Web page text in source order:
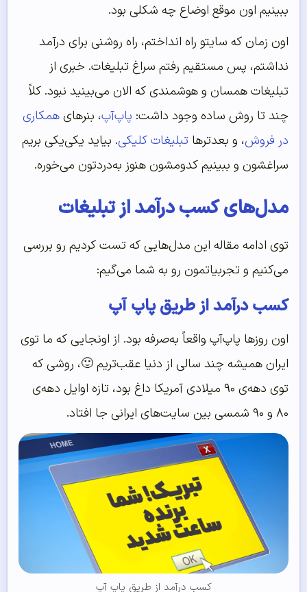
ببینیم اون موقع اوضاع چه شکلی بود.
اون زمان که سایتو راه انداختم، راه روشنی برای درآمد
نداشتم، پس مستقیم رفتم سراغ تبلیغات. خبری از
تبلیغات همسان و هوشمندی که الان می‌بینید نبود. کلاً
چند تا روش ساده وجود داشت: پاپ‌آپ، بنرهایهمکاری
در فروش، و بعدترها تبلیغات کلیکی. بیاید یکی‌یکی بریم
سراغشون و ببینیم کدومشون هنوز به‌دردتون می‌خوره.
مدل‌های کسب درآمد از تبلیغات
توی ادامه مقاله این مدل‌هایی که تست کردیم رو بررسی
می‌کنیم و تجربیاتمون رو به شما می‌گیم:
کسب درآمد از طریق پاپ آپ
اون روزها پاپ‌آپ واقعاً به‌صرفه بود. از اونجایی که ما توی
ایران همیشه چند سالی از دنیا عقب‌تریم 🙂، روشی که
توی دهه‌ی ۹۰ میلادی آمریکا داغ بود، تازه اوایل دهه‌ی
۸۰ و ۹۰ شمسی بین سایت‌های ایرانی جا افتاد.
کسب درآمد از طریق پاپ آپ